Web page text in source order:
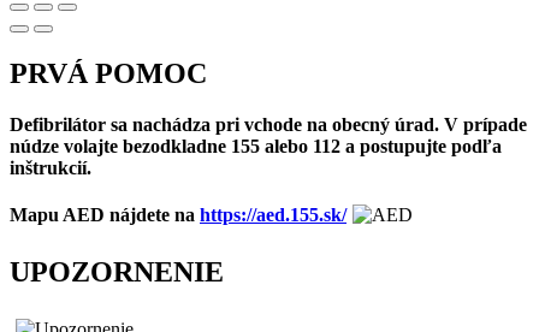
PRVÁ POMOC
Defibrilátor sa nachádza pri vchode na obecný úrad. V prípade
núdze volajte bezodkladne 155 alebo 112 a postupujte podľa
inštrukcií.
Mapu AED nájdete na https://aed.155.sk/
UPOZORNENIE